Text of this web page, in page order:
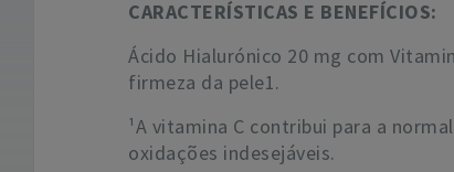
CARACTERÍSTICAS E BENEFÍCIOS:
Ácido Hialurónico 20 mg com
firmeza da pele1.
¹A vitamina C contribui para a
oxidações indesejáveis.